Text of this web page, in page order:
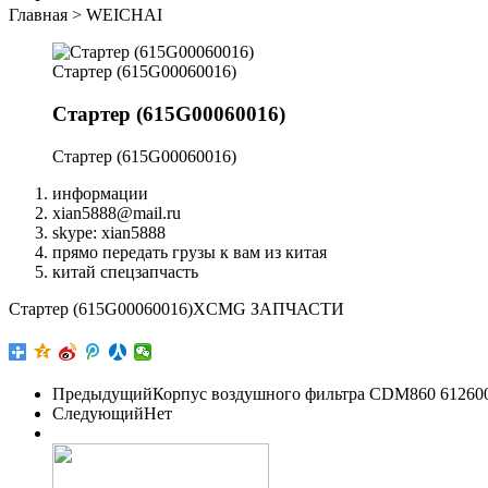
Главная > WEICHAI
Стартер (615G00060016)
Стартер (615G00060016)
Стартер (615G00060016)
информации
xian5888@mail.ru
skype: xian5888
прямо передать грузы к вам из китая
китай спецзапчасть
Стартер (615G00060016)XCMG ЗАПЧАСТИ
ПредыдущийКорпус воздушного фильтра CDM860
СледующийНет